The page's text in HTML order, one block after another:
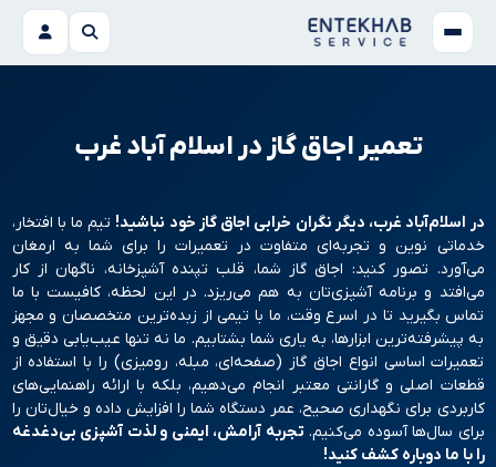
تعمیر اجاق گاز در اسلام آباد غرب
در اسلام‌آباد غرب، دیگر نگران خرابی اجاق گاز خود نباشید! تیم ما با افتخار،
خدماتی نوین و تجربه‌ای متفاوت در تعمیرات را برای شما به ارمغان
می‌آورد. تصور کنید: اجاق گاز شما، قلب تپنده آشپزخانه، ناگهان از کار
می‌افتد و برنامه آشپزی‌تان به هم می‌ریزد. در این لحظه، کافیست با ما
تماس بگیرید تا در اسرع وقت، ما با تیمی از زبده‌ترین متخصصان و مجهز
به پیشرفته‌ترین ابزارها، به یاری شما بشتابیم. ما نه تنها عیب‌یابی دقیق و
تعمیرات اساسی انواع اجاق گاز (صفحه‌ای، مبله، رومیزی) را با استفاده از
قطعات اصلی و گارانتی معتبر انجام می‌دهیم، بلکه با ارائه راهنمایی‌های
کاربردی برای نگهداری صحیح، عمر دستگاه شما را افزایش داده و خیال‌تان را
برای سال‌ها آسوده می‌کنیم. تجربه آرامش، ایمنی و لذت آشپزی بی‌دغدغه
را با ما دوباره کشف کنید!